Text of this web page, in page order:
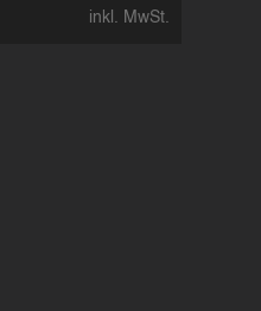
inkl. MwSt.